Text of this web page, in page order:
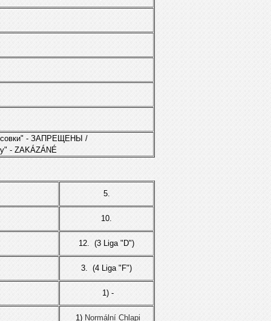
- ЗАПPЕЩЕН Ы /
- ZAKÁZÁNÉ
5.
10.
12. (3 Liga "D")
3. (4 Liga "F")
1) -
1) Normální Chlapi